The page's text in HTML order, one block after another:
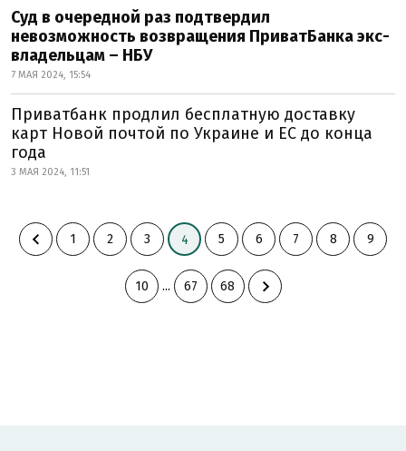
Суд в очередной раз подтвердил
невозможность возвращения ПриватБанка экс-
владельцам – НБУ
7 МАЯ 2024, 15:54
Приватбанк продлил бесплатную доставку
карт Новой почтой по Украине и ЕС до конца
года
3 МАЯ 2024, 11:51
1 2 3 4 5 6 7 8 9
10 ... 67 68